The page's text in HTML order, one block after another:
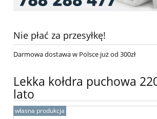
Nie płać za przesyłkę!
Darmowa dostawa w Polsce już od 300zł
Lekka kołdra puchowa
lato
własna produkcja